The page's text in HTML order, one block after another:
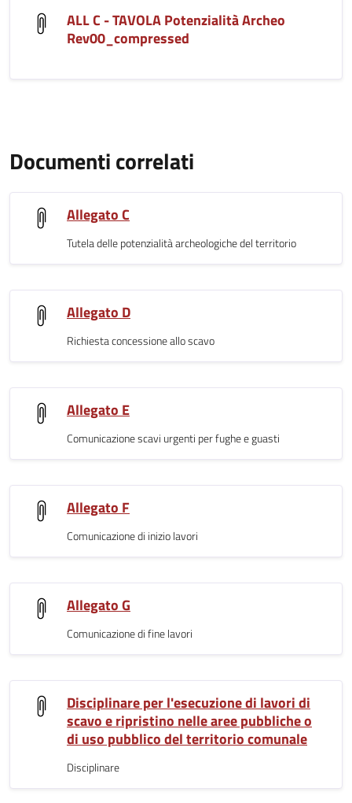
ALL C - TAVOLA Potenzialità Archeo
Rev00_compressed
Documenti correlati
Allegato C
Tutela delle potenzialità archeologiche del territorio
Allegato D
Richiesta concessione allo scavo
Allegato E
Comunicazione scavi urgenti per fughe e guasti
Allegato F
Comunicazione di inizio lavori
Allegato G
Comunicazione di fine lavori
Disciplinare per l'esecuzione di lavori di
scavo e ripristino nelle aree pubbliche o
di uso pubblico del territorio comunale
Disciplinare